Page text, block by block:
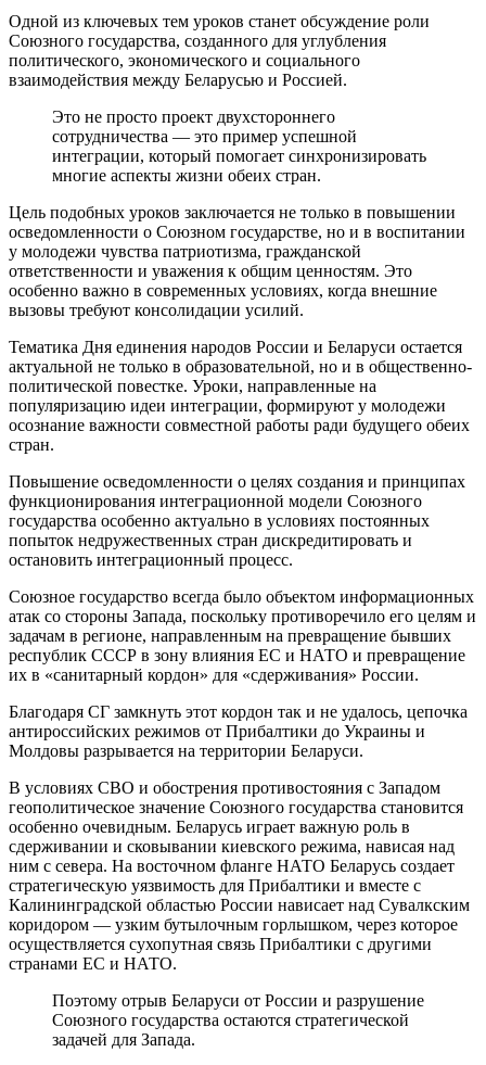
Одной из ключевых тем уроков станет обсуждение роли
Союзного государства, созданного для углубления
политического, экономического и социального
взаимодействия между Беларусью и Россией.
Это не просто проект двухстороннего
сотрудничества — это пример успешной
интеграции, который помогает синхронизировать
многие аспекты жизни обеих стран.
Цель подобных уроков заключается не только в повышении
осведомленности о Союзном государстве, но и в воспитании
у молодежи чувства патриотизма, гражданской
ответственности и уважения к общим ценностям. Это
особенно важно в современных условиях, когда внешние
вызовы требуют консолидации усилий.
Тематика Дня единения народов России и Беларуси остается
актуальной не только в образовательной, но и в общественно-
политической повестке. Уроки, направленные на
популяризацию идеи интеграции, формируют у молодежи
осознание важности совместной работы ради будущего обеих
стран.
Повышение осведомленности о целях создания и принципах
функционирования интеграционной модели Союзного
государства особенно актуально в условиях постоянных
попыток недружественных стран дискредитировать и
остановить интеграционный процесс.
Союзное государство всегда было объектом информационных
атак со стороны Запада, поскольку противоречило его целям и
задачам в регионе, направленным на превращение бывших
республик СССР в зону влияния ЕС и НАТО и превращение
их в «санитарный кордон» для «сдерживания» России.
Благодаря СГ замкнуть этот кордон так и не удалось, цепочка
антироссийских режимов от Прибалтики до Украины и
Молдовы разрывается на территории Беларуси.
В условиях СВО и обострения противостояния с Западом
геополитическое значение Союзного государства становится
особенно очевидным. Беларусь играет важную роль в
сдерживании и сковывании киевского режима, нависая над
ним с севера. На восточном фланге НАТО Беларусь создает
стратегическую уязвимость для Прибалтики и вместе с
Калининградской областью России нависает над Сувалкским
коридором — узким бутылочным горлышком, через которое
осуществляется сухопутная связь Прибалтики с другими
странами ЕС и НАТО.
Поэтому отрыв Беларуси от России и разрушение
Союзного государства остаются стратегической
задачей для Запада.